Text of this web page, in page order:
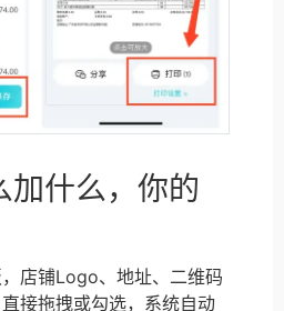
加什么，你的
店铺Logo、地址、二维码
接拖拽或勾选，系统自动